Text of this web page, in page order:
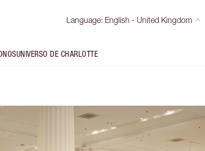
Language: English - United Kingdom
UNIVERSO DE CHARLOTTE